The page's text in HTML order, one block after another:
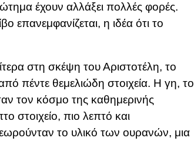
έχουν αλλάξει πολλές φορές.
επανεμφανίζεται, η ιδέα ότι το
στη σκέψη τουΑριστοτέλη, το
πέντε θεμελιώδη στοιχεία. Η γη, το
τον κόσμο της καθημερινής
στοιχείο, πιο λεπτό και
το υλικό των ουρανών, μια